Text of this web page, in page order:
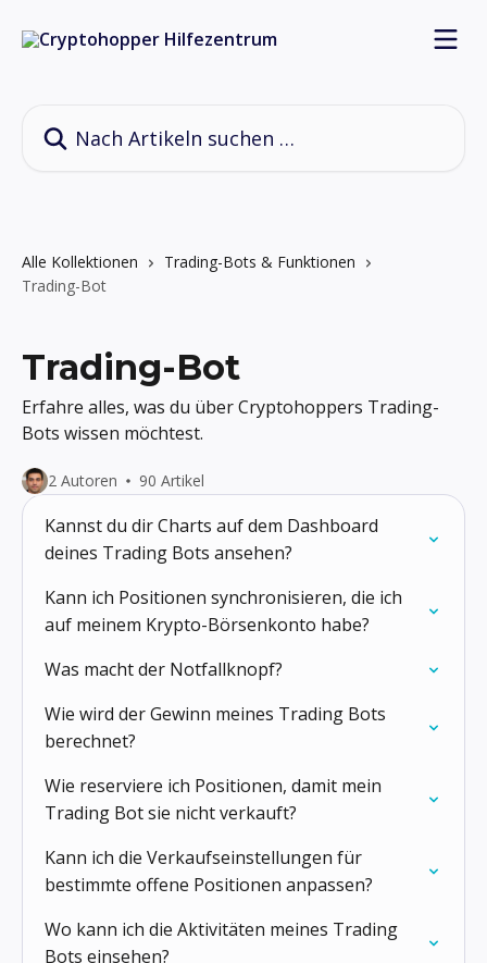
Alle Kollektionen
Trading-Bots & Funktionen
Trading-Bot
Trading-Bot
Erfahre alles, was du über Cryptohoppers Trading-
Bots wissen möchtest.
2 Autoren 90 Artikel
Kannst du dir Charts auf dem Dashboard
deines Trading Bots ansehen?
Kann ich Positionen synchronisieren, die ich
auf meinem Krypto-Börsenkonto habe?
Was macht der Notfallknopf?
Wie wird der Gewinn meines Trading Bots
berechnet?
Wie reserviere ich Positionen, damit mein
Trading Bot sie nicht verkauft?
Kann ich die Verkaufseinstellungen für
bestimmte offene Positionen anpassen?
Wo kann ich die Aktivitäten meines Trading
Bots einsehen?